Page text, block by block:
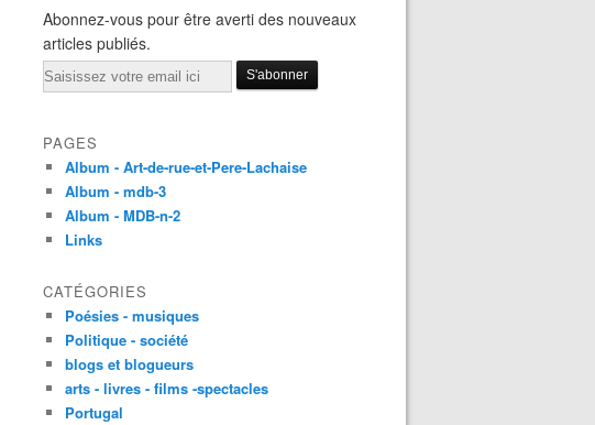
Abonnez-vous pour être averti des nouveaux
articles publiés.
Email
PAGES
Album - Art-de-rue-et-Pere-Lachaise
Album - mdb-3
Album - MDB-n-2
Links
CATÉGORIES
Poésies - musiques
Politique - société
blogs et blogueurs
arts - livres - films -spectacles
Portugal